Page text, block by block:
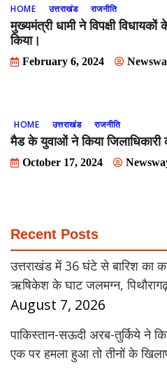
HOME उत्तराखंड राजनीति
मुख्यमंत्री धामी ने विपक्षी
किया।
February 6, 2024
HOME उत्तराखंड राजनीति
मैड के युवाओं ने किया जिलाधिकारी
October 17, 2024
Recent Posts
उत्तराखंड में 36 घंटे से बारिश का
ऋषिकेश के घाट जलमग्न,
August 7, 2026
पाकिस्तान-सऊदी अरब-तुर्किये ने
एक पर हमला हुआ तो तीनों के